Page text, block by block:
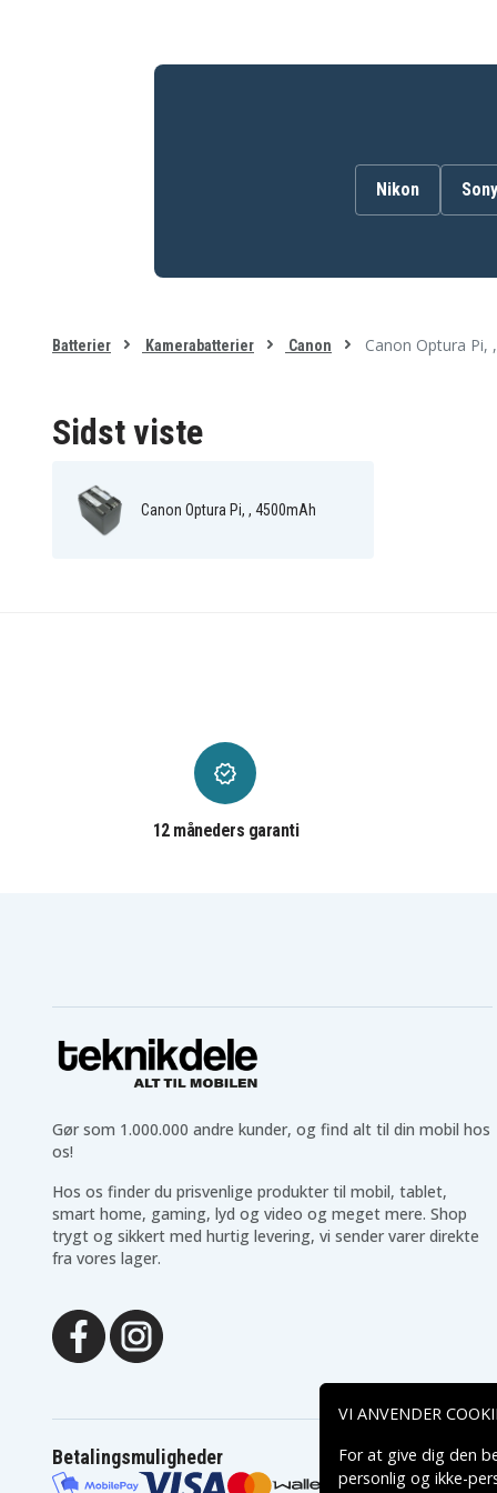
Canon ZR80
Nikon Sony
Batterier Kamerabatterier Canon Canon Optura Pi,
Sidst viste
Canon Optura Pi, , 4500mAh
12 måneders garanti
Gør som 1.000.000 andre kunder, og find alt til din mobil hos
os!
Hos os finder du prisvenlige produkter til mobil, tablet,
smart home, gaming, lyd og video og meget mere. Shop
trygt og sikkert med hurtig levering, vi sender varer direkte
fra vores lager.
Betalingsmuligheder
VI ANVENDER
For at give dig den
personlig og ikke-